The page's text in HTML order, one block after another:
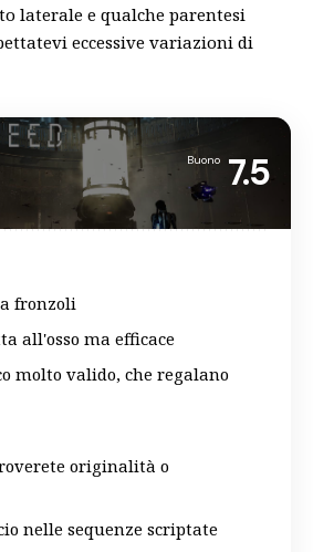
laterale e qualche parentesi
eccessive variazioni di
Buono 7.5
fronzoli
all'osso ma efficace
molto valido, che regalano
originalità o
nelle sequenze scriptate